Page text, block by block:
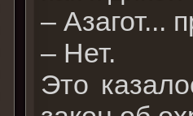
– Азагот...
– Нет.
Это